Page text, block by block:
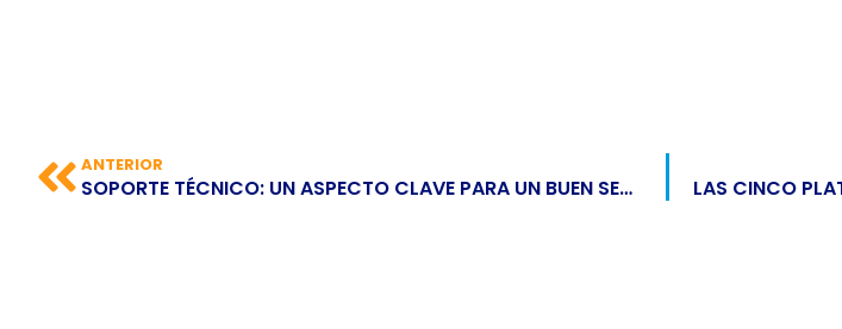
ANTERIOR
SOPORTE TÉCNICO: UN ASPECTO CLAVE PARA UN BUEN SERVICIO DE FACTURACIÓN ELECTRÓNICA